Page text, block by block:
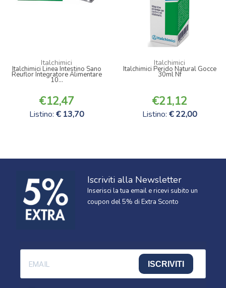
Italchimici
Italchimici Linea Intestino Sano
Reuflor Integratore Alimentare
10...
12,47
Listino: 13,70
Italchimici
Italchimici Perido Natural Gocce
30ml Nf
21,12
Listino: 22,00
Iscriviti alla Newsletter
Inserisci la tua email e ricevi subito un
coupon del 5% di Extra Sconto
ISCRIVITI